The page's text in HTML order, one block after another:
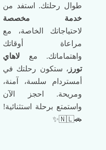
طوال رحلتك. استفد من
خدمة مخصصة
لاحتياجاتك الخاصة، مع
مراعاة أوقاتك
واهتماماتك. مع لاهاي
تورز ، ستكون رحلتك في
أمستردام سلسة، آمنة،
ومريحة. احجز الآن
واستمتع برحلة استثنائية!
🚗🇳🇱✨